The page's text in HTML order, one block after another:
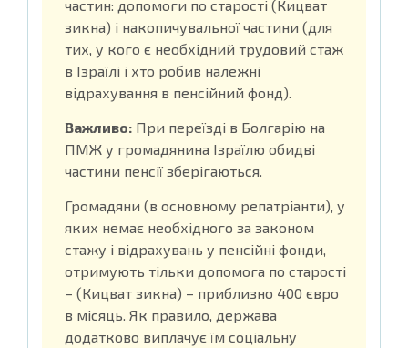
частин: допомоги по старості (Кицват
зикна) і накопичувальної частини (для
тих, у кого є необхідний трудовий стаж
в Ізраїлі і хто робив належні
відрахування в пенсійний фонд).
Важливо: При переїзді в Болгарію на
ПМЖ у громадянина Ізраїлю обидві
частини пенсії зберігаються.
Громадяни (в основному репатріанти), у
яких немає необхідного за законом
стажу і відрахувань у пенсійні фонди,
отримують тільки допомога по старості
– (Кицват зикна) – приблизно 400 євро
в місяць. Як правило, держава
додатково виплачує їм соціальну